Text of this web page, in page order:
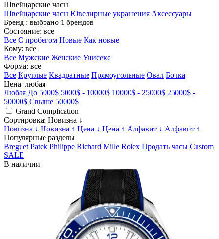
Швейцарские часы
Швейцарские часы Ювелирные украшения Аксессуары
Бренд : выбрано 1 брендов
Состояние: все
Все С пробегом Новые Как новые
Кому: все
Все Мужские Женские Унисекс
Форма: все
Все Круглые Квадратные Прямоугольные Овал Бочка
Цена: любая
Любая До 5000$ 5000$ - 10000$ 10000$ - 25000$ 25000$ -
50000$ Свыше 50000$
Grand Complication
Сортировка: Новизна ↓
Новизна ↓ Новизна ↑ Цена ↓ Цена ↑ Алфавит ↓ Алфавит ↑
Популярные разделы
Breguet Patek Philippe Richard Mille Rolex Продать часы Custom
SALE
В наличии